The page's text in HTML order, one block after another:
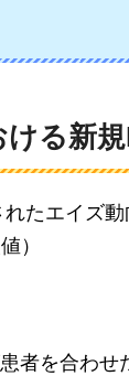
ける新
たエイズ
）
者を合わせ